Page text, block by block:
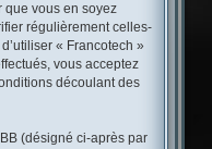
que vous en soyez
régulièrement celles-
« Francotech »
vous acceptez
découlant des
(désigné ci-après par